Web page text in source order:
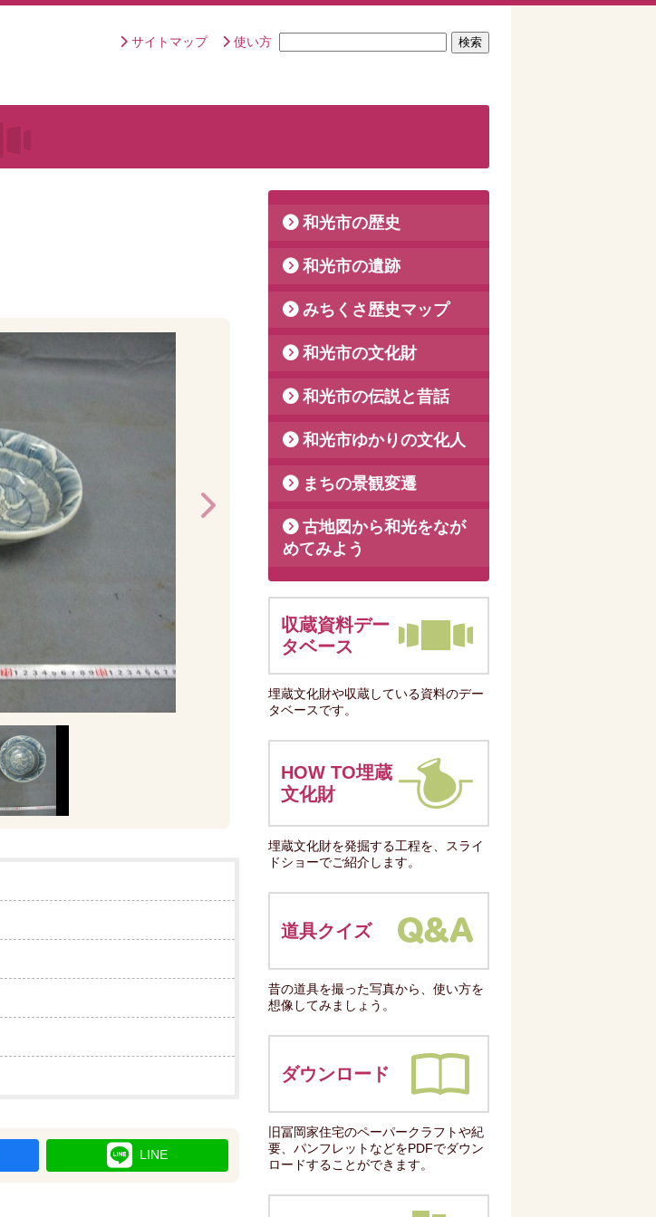
サイトマップ 使い方
LINE
和光市の歴史
和光市の遺跡
みちくさ歴史マップ
和光市の文化財
和光市の伝説と昔話
和光市ゆかりの文化人
まちの景観変遷
古地図から和光をなが
めてみよう
収蔵資料デー
タベース
埋蔵文化財や収蔵している資料のデー
タベースです。
HOW TO埋蔵
文化財
埋蔵文化財を発掘する工程を、スライ
ドショーでご紹介します。
道具クイズ
昔の道具を撮った写真から、使い方を
想像してみましょう。
ダウンロード
旧冨岡家住宅のペーパークラフトや紀
要、パンフレットなどをPDFでダウン
ロードすることができます。